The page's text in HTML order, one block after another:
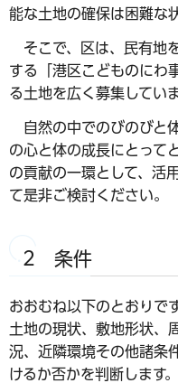
能な土地の確保は困難な
そこで、区は、民有地
する「港区こどものにわ
る土地を広く募集していま
自然の中でのびのびと
の心と体の成長にとって
の貢献の一環として、活
て是非ご検討ください。
2 条件
おおむね以下のとおりで
土地の現状、敷地形状、
況、近隣環境その他諸条
けるか否かを判断します。